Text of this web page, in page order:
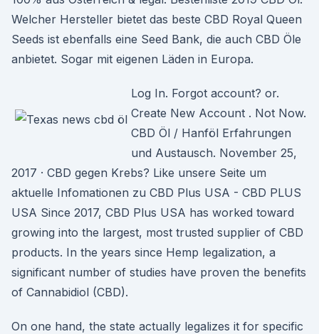
Welcher Hersteller bietet das beste CBD Royal Queen
Seeds ist ebenfalls eine Seed Bank, die auch CBD Öle
anbietet. Sogar mit eigenen Läden in Europa.
Log In. Forgot account? or.
Create New Account . Not Now.
CBD Öl / Hanföl Erfahrungen
und Austausch. November 25,
2017 · CBD gegen Krebs? Like unsere Seite um
aktuelle Infomationen zu CBD Plus USA - CBD PLUS
USA Since 2017, CBD Plus USA has worked toward
growing into the largest, most trusted supplier of CBD
products. In the years since Hemp legalization, a
significant number of studies have proven the benefits
of Cannabidiol (CBD).
On one hand, the state actually legalizes it for specific